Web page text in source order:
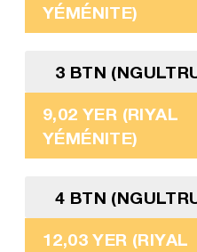
YÉMÉNITE)
3 BTN
9,02 YER (RIYAL
YÉMÉNITE)
4 BTN
12,03 YER (RIYAL